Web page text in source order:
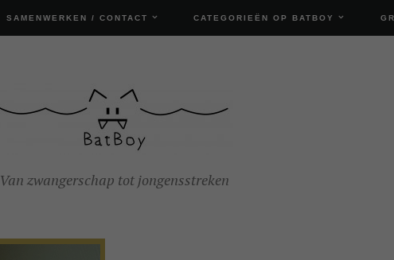
SAMENWERKEN / CONTACT CATEGORIEËN OP BATBOY
Van zwangerschap tot jongensstreken